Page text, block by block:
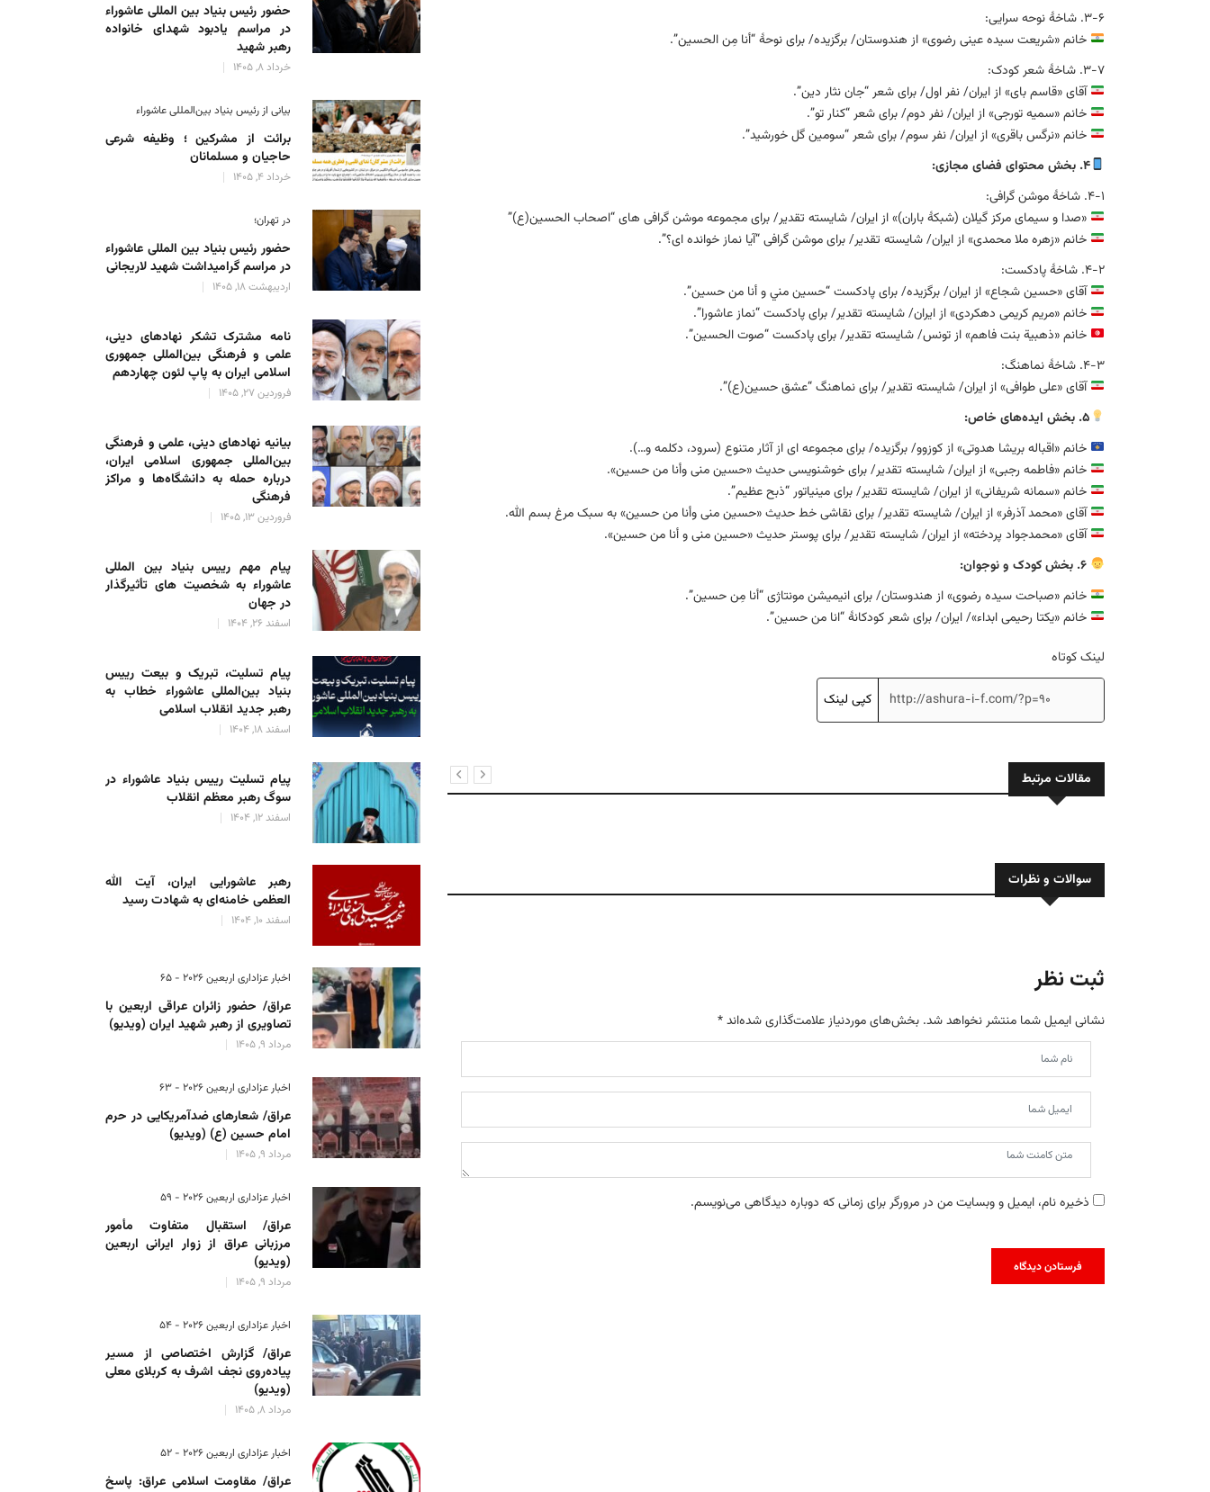
۳-۶. شاخهٔ نوحه سرایی:
خانم «شریعت سیده عینی رضوی» از هندوستان/ برگزیده/ برای نوحهٔ “أنا مِن الحسین”.
۳-۷. شاخهٔ شعر کودک:
آقای «قاسم بای» از ایران/ نفر اول/ برای شعر “جان نثار دین”.
خانم «سمیه تورجی» از ایران/ نفر دوم/ برای شعر “کنار تو”.
خانم «نرگس باقری» از ایران/ نفر سوم/ برای شعر “سومین گل خورشید”.
۴. بخش محتوای فضای مجازی:
۴-۱. شاخهٔ موشن گرافی:
«صدا و سیمای مرکز گیلان (شبکهٔ باران)» از ایران/ شایسته تقدیر/ برای مجموعه موشن‏ گرافی ‏های “اصحاب الحسین(ع)”
خانم «زهره ملا محمدی» از ایران/ شایسته تقدیر/ برای موشن ‏گرافی “آیا نماز خوانده‏ ای؟”.
۴-۲. شاخهٔ پادکست:
آقای «حسین شجاع» از ایران/ برگزیده/ برای پادکست “حسین مني و أنا من حسین”.
خانم «مریم کریمی دهکردی» از ایران/ شایسته تقدیر/ برای پادکست “نماز عاشورا”.
خانم «ذهبیة بنت فاهم» از تونس/ شایسته تقدیر/ برای پادکست “صوت الحسین”.
۴-۳. شاخهٔ نماهنگ:
آقای «علی طوافی» از ایران/ شایسته تقدیر/ برای نماهنگ “عشق حسین(ع)”.
۵. بخش ایده‌های خاص:
خانم «اقباله بریشا هدوتی» از کوزوو/ برگزیده/ برای مجموعه ای از آثار متنوع (سرود، دکلمه و…).
خانم «فاطمه رجبی» از ایران/ شایسته تقدیر/ برای خوشنویسی حدیث «حسین منی وأنا من حسین».
خانم «سمانه شریفانی» از ایران/ شایسته تقدیر/ برای مینیاتور “ذبح عظیم”.
آقای «محمد آذرفر» از ایران/ شایسته تقدیر/ برای نقاشی خط حدیث «حسین منی وأنا من حسین» به سبک مرغ بسم الله.
آقای «محمدجواد پردخته» از ایران/ شایسته تقدیر/ برای پوستر حدیث «حسین منی و أنا من حسین».
خانم «صباحت سیده رضوی» از هندوستان/ برای انیمیشن مونتاژی “أنا مِن حسین”.
خانم «یکتا رحیمی ابداء»/ ایران/ برای شعر کودکانهٔ “انا من حسین”.
لینک کوتاه
کپی لینک
مقالات مرتبط
سوالات و نظرات
ثبت نظر
نشانی ایمیل شما منتشر نخواهد شد. بخش‌های موردنیاز علامت‌گذاری شده‌اند*
ذخیره نام، ایمیل و وبسایت من در مرورگر برای زمانی که دوباره دیدگاهی می‌نویسم.
حضور رئیس بنیاد بین المللی عاشوراء
در مراسم یادبود شهدای خانواده
رهبر شهید
خرداد 8, 1405
بیانی از رئیس بنیاد بین‌المللی عاشوراء
برائت از مشرکین ؛ وظیفه شرعی
حاجیان و مسلمانان
خرداد 4, 1405
در تهران؛
حضور رئیس بنیاد بین المللی عاشوراء
در مراسم گرامیداشت شهید لاریجانی
اردیبهشت 18, 1405
نامه مشترک تشکر نهادهای دینی،
علمی و فرهنگی بین‌المللی جمهوری
اسلامی ایران به پاپ لئون چهاردهم
فروردین 27, 1405
بیانیه نهادهای دینی، علمی و فرهنگی
بین‌المللی جمهوری اسلامی ایران،
درباره حمله به دانشگاه‌ها و مراکز
فرهنگی
فروردین 13, 1405
پیام مهم رییس بنیاد بین المللی
عاشوراء به شخصیت های تأثیرگذار
در جهان
اسفند 26, 1404
پیام تسلیت، تبریک و بیعت رییس
بنیاد بین‌المللی عاشوراء خطاب به
رهبر جدید انقلاب اسلامی
اسفند 18, 1404
پیام تسلیت رییس بنیاد عاشوراء در
سوگ رهبر معظم انقلاب
اسفند 12, 1404
رهبر عاشورایی ایران، آیت الله
العظمی خامنه‌ای به شهادت رسید
اسفند 10, 1404
اخبار عزاداری اربعین ۲۰۲۶ - 65
عراق/ حضور زائران عراقی اربعین با
تصاویری از رهبر شهید ایران (ویدیو)
مرداد 9, 1405
اخبار عزاداری اربعین ۲۰۲۶ - 63
عراق/ شعارهای ضدآمریکایی در حرم
امام حسین (ع) (ویدیو)
مرداد 9, 1405
اخبار عزاداری اربعین ۲۰۲۶ - 59
عراق/ استقبال متفاوت مأمور
مرزبانی عراق از زوار ایرانی اربعین
(ویدیو)
مرداد 9, 1405
اخبار عزاداری اربعین ۲۰۲۶ - 54
عراق/ گزارش اختصاصی از مسیر
پیاده‌روی نجف اشرف به کربلای معلی
(ویدیو)
مرداد 8, 1405
اخبار عزاداری اربعین ۲۰۲۶ - 52
عراق/ مقاومت اسلامی عراق: پاسخ